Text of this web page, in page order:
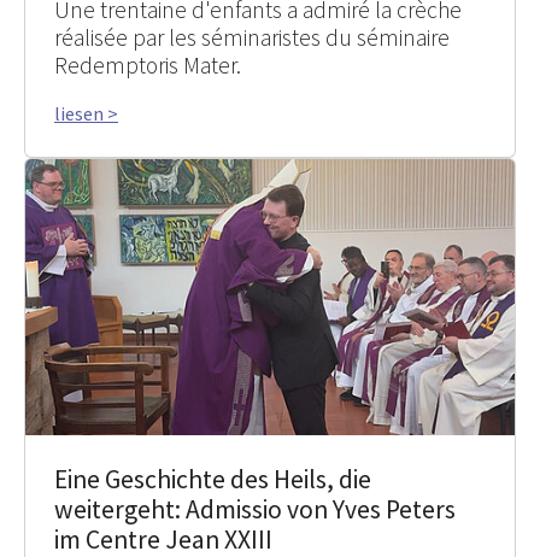
Une trentaine d'enfants a admiré la crèche
réalisée par les séminaristes du séminaire
Redemptoris Mater.
liesen >
Eine Geschichte des Heils, die
weitergeht: Admissio von Yves Peters
im Centre Jean XXIII